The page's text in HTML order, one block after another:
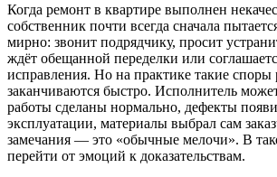
Когда ремонт в квартире выполнен
собственник почти всегда сначала
мирно: звонит подрядчику, просит
ждёт обещанной переделки или
исправления. Но на практике такие споры
заканчиваются быстро. Исполнитель
работы сделаны нормально, дефекты
эксплуатации, материалы выбрал сам
замечания — это «обычные мелочи». В
перейти от эмоций к доказательствам.